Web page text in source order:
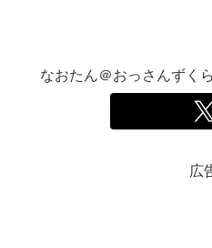
なおたん＠おっさんずく
広